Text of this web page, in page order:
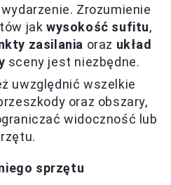
Zrozumienie
jakwysokość sufitu,
zasilania oraz układ
sceny jest niezbędne.
uwzględnić wszelkie
oraz obszary,
widoczność lub
sprzętu